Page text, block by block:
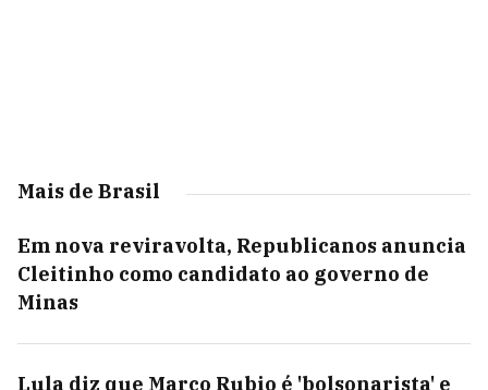
Mais de Brasil
Em nova reviravolta, Republicanos anuncia
Cleitinho como candidato ao governo de
Minas
Lula diz que Marco Rubio é 'bolsonarista' e